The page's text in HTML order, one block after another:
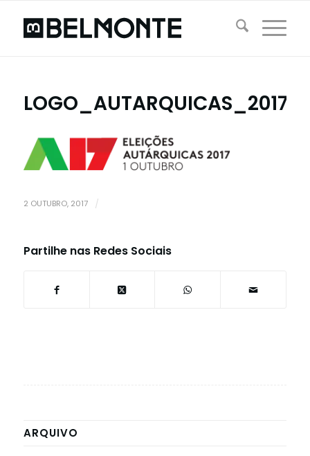
LOGO_AUTARQUICAS_2017
2 OUTUBRO, 2017 /
Partilhe nas Redes Sociais
ARQUIVO